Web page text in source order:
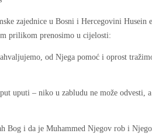
zajednice u Bosni i Hercegovini Husein
prilikom prenosimo u cijelosti:
od Njega pomoć i oprost
uputi – niko u zabludu ne može odvesti,
Bog i da je Muhammed Njegov rob i